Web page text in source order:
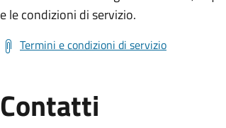
e le condizioni di servizio.
Termini e condizioni di servizio
Contatti